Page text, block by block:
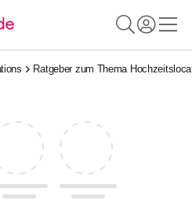
Ratgeber zum Thema